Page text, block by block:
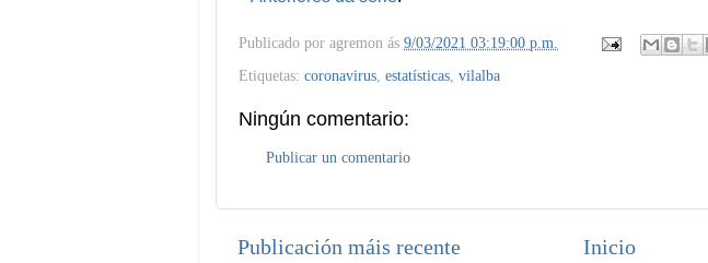
Publicado por agremon ás 9/03/2021 03:19:00 p.m.
Etiquetas: coronavirus estatísticas vilalba
Ningún comentario:
Publicar un comentario
Publicación máis recente Inicio